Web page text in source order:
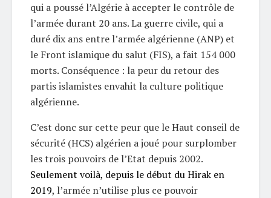
qui a poussé l’Algérie à accepter le contrôle de
l’armée durant 20 ans. La guerre civile, qui a
duré dix ans entre l’armée algérienne (ANP) et
le Front islamique du salut (FIS), a fait 154 000
morts. Conséquence : la peur du retour des
partis islamistes envahit la culture politique
algérienne.
C’est donc sur cette peur que le Haut conseil de
sécurité (HCS) algérien a joué pour surplomber
les trois pouvoirs de l’Etat depuis 2002.
Seulement voilà, depuis le début du Hirak en
2019, l’armée n’utilise plus ce pouvoir